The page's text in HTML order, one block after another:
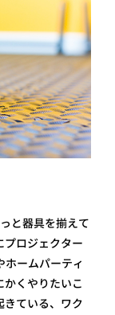
と器具を揃えて
プロジェクター
ームパーティ
くやりたいこ
きている、ワク